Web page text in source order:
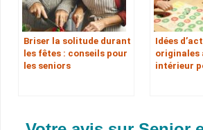
Briser la solitude durant
les fêtes : conseils pour
les seniors
Idées
originales
intérieur